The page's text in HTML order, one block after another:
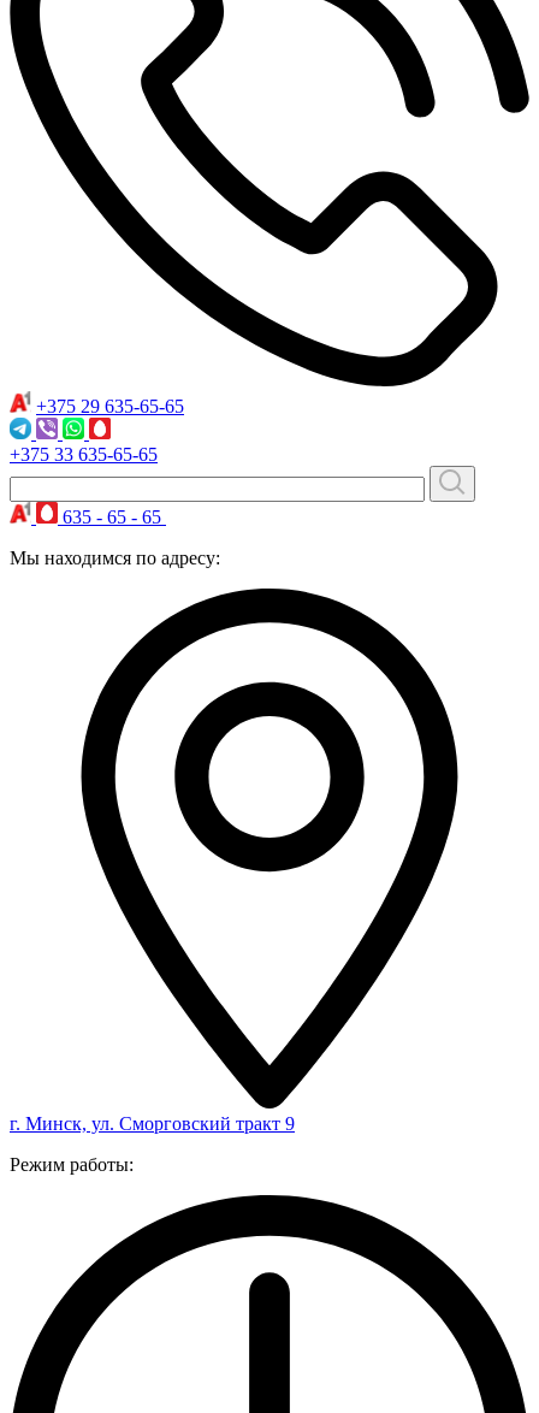
+375 29 635-65-65
+375 33 635-65-65
635 - 65 - 65
Мы находимся по адресу:
г. Минск, ул. Сморговский тракт 9
Режим работы: